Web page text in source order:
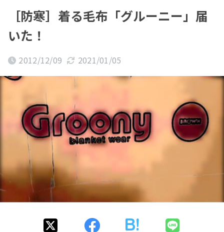
［防寒］着る毛布「グルーニー」届
いた！
2012/12/09 2021/01/05